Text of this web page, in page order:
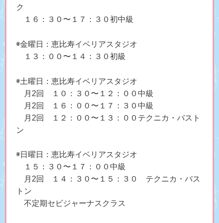
ク
１６：３０〜１７：３０初中級
◉金曜日：恵比寿イベリアスタジオ
１３：００〜１４：３０初級
◉土曜日：恵比寿イベリアスタジオ
月2回 １０：３０〜１２：００中級
月2回 １６：００〜１７：３０中級
月2回 １２：００〜１３：００テクニカ・バスト
ン
◉日曜日：恵比寿イベリアスタジオ
１５：３０〜１７：００中級
月2回 １４：３０〜１５：３０ テクニカ・バス
トン
不定期セビジャーナスクラス